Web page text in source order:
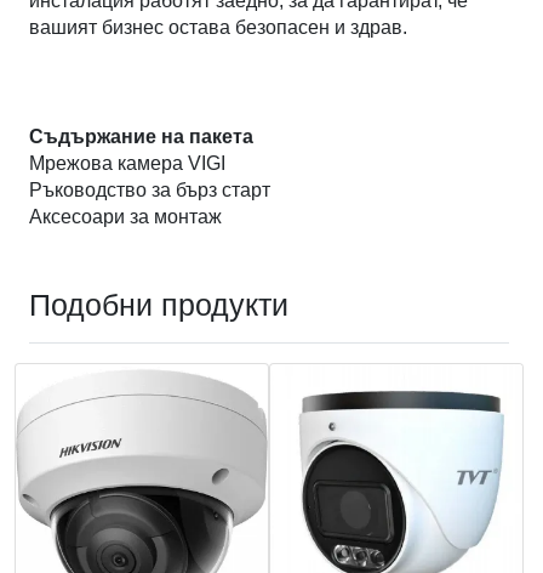
вашият бизнес остава безопасен и здрав.
Съдържание на пакета
Мрежова камера VIGI
Ръководство за бърз старт
Аксесоари за монтаж
Подобни продукти